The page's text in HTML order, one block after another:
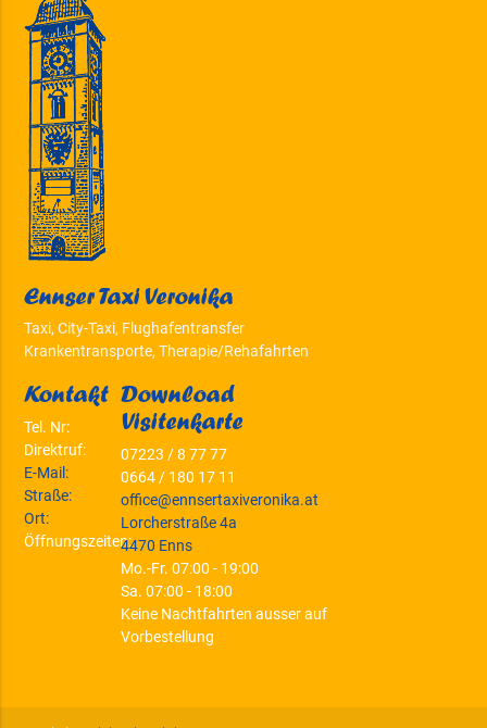
Ennser Taxi Veronika
Taxi, City-Taxi, Flughafentransfer
Krankentransporte, Therapie/Rehafahrten
Kontakt
Tel. Nr:
Direktruf:
E-Mail:
Straße:
Ort:
Öffnungszeiten:
Download
Visitenkarte
07223 / 8 77 77
0664 / 180 17 11
office@ennsertaxiveronika.at
Lorcherstraße 4a
4470 Enns
Mo.-Fr. 07:00 - 19:00
Sa. 07:00 - 18:00
Keine Nachtfahrten ausser auf
Vorbestellung